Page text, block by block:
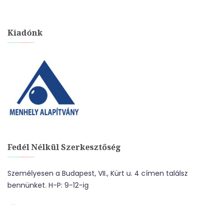
Kiadónk
Fedél Nélkül Szerkesztőség
Személyesen a Budapest, VII., Kürt u. 4 címen találsz
bennünket. H-P: 9-12-ig